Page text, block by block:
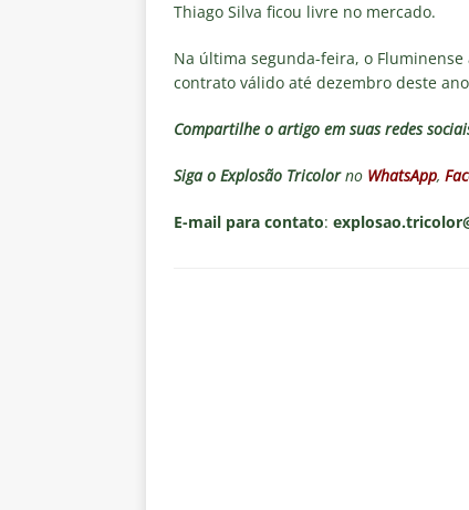
Thiago Silva ficou livre no mercado.
Na última segunda-feira, o
contrato válido até dezembro deste
Compartilhe o artigo em suas redes
Siga o Explosão Tricolorno WhatsApp,
E-mail para contato: